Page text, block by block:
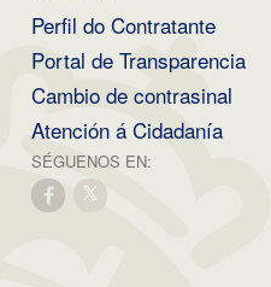
Perfil do Contratante
Portal de Transparencia
Cambio de contrasinal
Atención á Cidadanía
SÉGUENOS EN: